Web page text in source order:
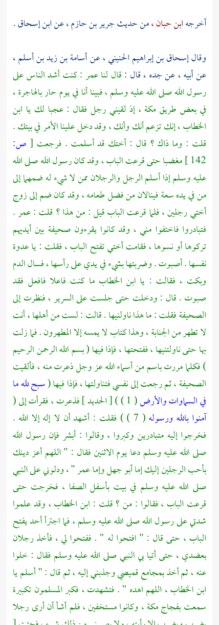
أخرجهابن حبان ،من حديثجرير بن حازم ،عنابن إسحاق.
وقالإسحاق بن إبراهيم الحنيني ،عنأسامة بن زيد بن أسلم ،
عن أبيه ، عن جده ، قال :قال لناعمر : كنت أشد الناس على
رسول الله صلى الله عليه وسلم ، فبينا أنا في يوم حار بالهاجرة ،
في بعض طريقمكة ،إذ لقيني رجل فقال : عجبا لك يا ابن
الخطاب ،إنك تزعم أنك وأنك ، وقد دخل علينا الأمر في بيتك .
قلت : وما ذاك ؟ قال : أختك قد أسلمت . فرجعت [ ص:
142 ] مغضبا حتى قرعت الباب ، وقد كان رسول الله صلى الله
عليه وسلم إذا أسلم الرجل والرجلان ممن لا شيء له ضمهما إلى
من في يده سعة فينالان من فضل طعامه ، وقد كان ضم إلى زوج
أختي رجلين ، فلما قرعت الباب قيل : من هذا ؟ قلت :عمر.
فتبادروا فاختفوا مني ، وقد كانوا يقرءون صحيفة بين أيديهم
تركوها أو نسوها ، فقامت أختي تفتح الباب ، فقلت : يا عدوة
نفسها . أصبوت . وضربتها بشيء في يدي على رأسها ، فسال الدم
وبكت ، فقالت : يا ابن الخطابما كنت فاعلا فافعل فقد
صبوت . قال : ودخلت حتى جلست على السرير ، فنظرت إلى
الصحيفة فقلت : ما هذا ناولنيها . قالت : لست من أهلها ، أنت
لا تطهر من الجنابة ، وهذا كتاب لا يمسه إلا المطهرون . فما زلت
بها حتى ناولتنيها ، ففتحتها ، فإذا فيها ( بسم الله الرحمن الرحيم
) فكلما مررت باسم من أسماء الله عز وجل ذعرت منه ، فألقيت
الصحيفة ، ثم رجعت إلى نفسي فتناولتها ، فإذا فيها (سبح لله ما
في السماوات والأرض( 1 ) ) [ الحديد ] فذعرت ، فقرأت إلى (
آمنوا بالله ورسوله
( 7 ) ) فقلت : أشهد أن لا إله إلا الله .
فخرجوا إليه متبادرين وكبروا ، وقالوا : أبشر فإن رسول الله
صلى الله عليه وسلم دعا يوم الاثنين فقال : " اللهم أعز دينك
بأحب الرجلين إليك إماأبو جهلوإماعمر" ، ودلوني على النبي
صلى الله عليه وسلم في بيت بأسفل الصفا ، فخرجت حتى
قرعت الباب ، فقالوا : من ؟ قلت : ابن الخطاب ، وقد علموا
شدتي على رسول الله صلى الله عليه وسلم ، فما اجترأ أحد يفتح
الباب ، حتى قال : " افتحوا له " . ففتحوا لي ، فأخذ رجلان
بعضدي ، حتى أتيا بي النبي صلى الله عليه وسلم فقال : خلوا
عنه ، ثم أخذ بمجامع قميصي وجذبني إليه ، ثم قال : " أسلم يا
ابن الخطاب ، اللهم اهده " . فتشهدت ، فكبر المسلمون تكبيرة
سمعت بفجاجمكة ، وكانوا مستخفين ، فلم أشأ أن أرى رجلا